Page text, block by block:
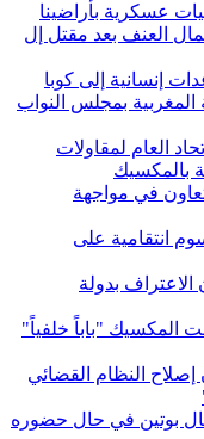
عسكرية بأراضينا
العنف بعد مقتل إل
إنسانية إلى كوبا
بمجلس النواب
العام لمقاولات
بالمكسيك
في مواجهة
انتقامية على
بدولة
المكسيك "باباً خلفياً"
النظام القضائي
بوتين في حال حضوره